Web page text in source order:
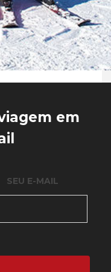
em
SEU E-MAIL